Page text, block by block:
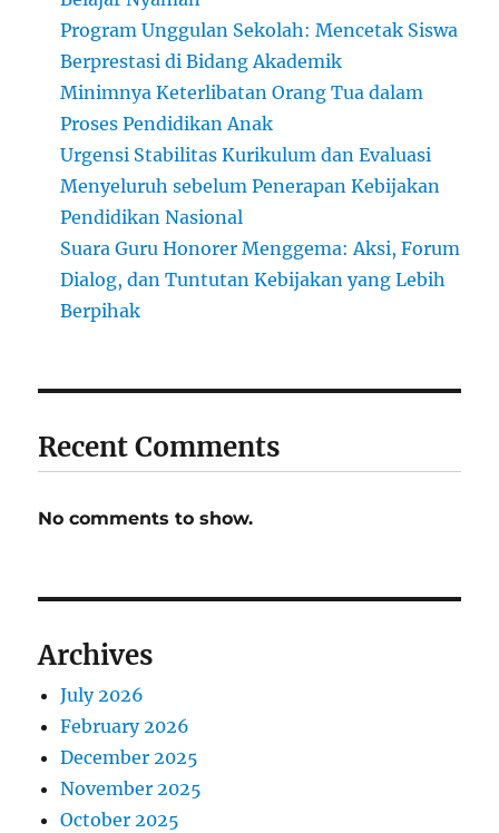
Program Unggulan Sekolah: Mencetak Siswa
Berprestasi di Bidang Akademik
Minimnya Keterlibatan Orang Tua dalam
Proses Pendidikan Anak
Urgensi Stabilitas Kurikulum dan Evaluasi
Menyeluruh sebelum Penerapan Kebijakan
Pendidikan Nasional
Suara Guru Honorer Menggema: Aksi, Forum
Dialog, dan Tuntutan Kebijakan yang Lebih
Berpihak
Recent Comments
No comments to show.
Archives
July 2026
February 2026
December 2025
November 2025
October 2025